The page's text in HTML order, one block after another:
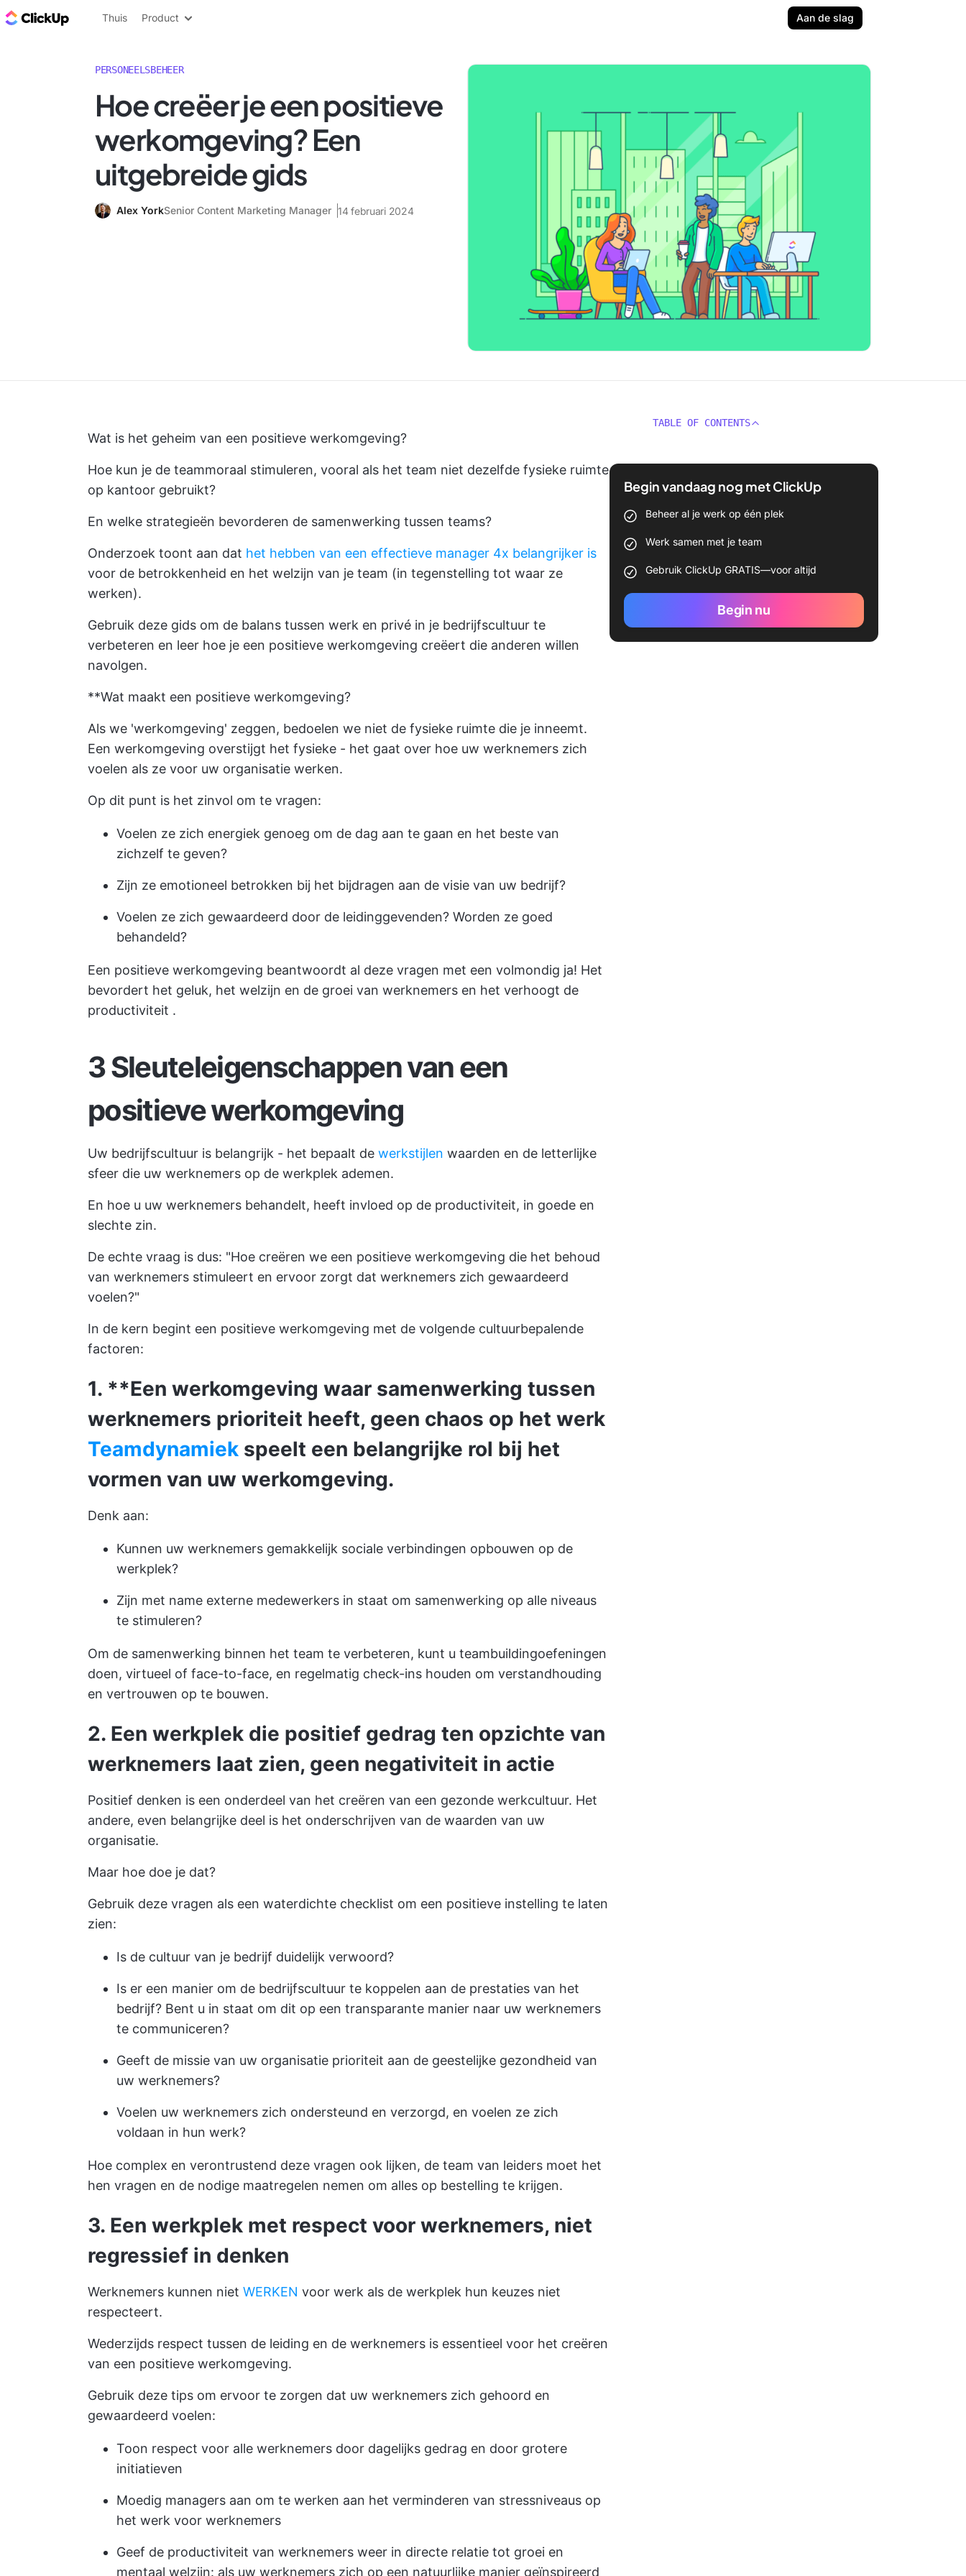
ClickUp Blog
Thuis Product Aan de slag
PERSONEELSBEHEER
Hoe creëer je een positieve
werkomgeving? Een
uitgebreide gids
Alex YorkSenior Content Marketing Manager 14 februari 2024
Wat is het geheim van een positieve werkomgeving?
Hoe kun je de teammoraal stimuleren, vooral als het team niet dezelfde fysieke ruimte
op kantoor gebruikt?
En welke strategieën bevorderen de samenwerking tussen teams?
Onderzoek toont aan dat het hebben van een effectieve manager 4x belangrijker is
voor de betrokkenheid en het welzijn van je team (in tegenstelling tot waar ze
werken).
Gebruik deze gids om de balans tussen werk en privé in je bedrijfscultuur te
verbeteren en leer hoe je een positieve werkomgeving creëert die anderen willen
navolgen.
**Wat maakt een positieve werkomgeving?
Als we 'werkomgeving' zeggen, bedoelen we niet de fysieke ruimte die je inneemt.
Een werkomgeving overstijgt het fysieke - het gaat over hoe uw werknemers zich
voelen als ze voor uw organisatie werken.
Op dit punt is het zinvol om te vragen:
Voelen ze zich energiek genoeg om de dag aan te gaan en het beste van
zichzelf te geven?
Zijn ze emotioneel betrokken bij het bijdragen aan de visie van uw bedrijf?
Voelen ze zich gewaardeerd door de leidinggevenden? Worden ze goed
behandeld?
Een positieve werkomgeving beantwoordt al deze vragen met een volmondig ja! Het
bevordert het geluk, het welzijn en de groei van werknemers en het verhoogt de
productiviteit .
3 Sleuteleigenschappen van een
positieve werkomgeving
Uw bedrijfscultuur is belangrijk - het bepaalt de werkstijlen waarden en de letterlijke
sfeer die uw werknemers op de werkplek ademen.
En hoe u uw werknemers behandelt, heeft invloed op de productiviteit, in goede en
slechte zin.
De echte vraag is dus: "Hoe creëren we een positieve werkomgeving die het behoud
van werknemers stimuleert en ervoor zorgt dat werknemers zich gewaardeerd
voelen?"
In de kern begint een positieve werkomgeving met de volgende cultuurbepalende
factoren:
1. **Een werkomgeving waar samenwerking tussen
werknemers prioriteit heeft, geen chaos op het werk
Teamdynamiek speelt een belangrijke rol bij het
vormen van uw werkomgeving.
Denk aan:
Kunnen uw werknemers gemakkelijk sociale verbindingen opbouwen op de
werkplek?
Zijn met name externe medewerkers in staat om samenwerking op alle niveaus
te stimuleren?
Om de samenwerking binnen het team te verbeteren, kunt u teambuildingoefeningen
doen, virtueel of face-to-face, en regelmatig check-ins houden om verstandhouding
en vertrouwen op te bouwen.
2. Een werkplek die positief gedrag ten opzichte van
werknemers laat zien, geen negativiteit in actie
Positief denken is een onderdeel van het creëren van een gezonde werkcultuur. Het
andere, even belangrijke deel is het onderschrijven van de waarden van uw
organisatie.
Maar hoe doe je dat?
Gebruik deze vragen als een waterdichte checklist om een positieve instelling te laten
zien:
Is de cultuur van je bedrijf duidelijk verwoord?
Is er een manier om de bedrijfscultuur te koppelen aan de prestaties van het
bedrijf? Bent u in staat om dit op een transparante manier naar uw werknemers
te communiceren?
Geeft de missie van uw organisatie prioriteit aan de geestelijke gezondheid van
uw werknemers?
Voelen uw werknemers zich ondersteund en verzorgd, en voelen ze zich
voldaan in hun werk?
Hoe complex en verontrustend deze vragen ook lijken, de team van leiders moet het
hen vragen en de nodige maatregelen nemen om alles op bestelling te krijgen.
3. Een werkplek met respect voor werknemers, niet
regressief in denken
Werknemers kunnen niet WERKEN voor werk als de werkplek hun keuzes niet
respecteert.
Wederzijds respect tussen de leiding en de werknemers is essentieel voor het creëren
van een positieve werkomgeving.
Gebruik deze tips om ervoor te zorgen dat uw werknemers zich gehoord en
gewaardeerd voelen:
Toon respect voor alle werknemers door dagelijks gedrag en door grotere
initiatieven
Moedig managers aan om te werken aan het verminderen van stressniveaus op
het werk voor werknemers
Geef de productiviteit van werknemers weer in directe relatie tot groei en
mentaal welzijn: als uw werknemers zich op een natuurlijke manier geïnspireerd
TABLE OF CONTENTS
Begin vandaag nog met ClickUp
Beheer al je werk op één plek
Werk samen met je team
Gebruik ClickUp GRATIS—voor altijd
Begin nu